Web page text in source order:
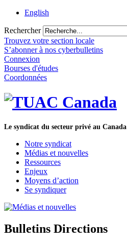
English
Rechercher
Trouvez votre section locale
S’abonner à nos cyberbulletins
Connexion
Bourses d'études
Coordonnées
Le syndicat du secteur privé au Canada
Notre syndicat
Médias et nouvelles
Ressources
Enjeux
Moyens d’action
Se syndiquer
Bulletins Directions